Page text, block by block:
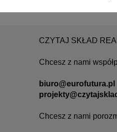
CZYTAJ SKŁAD
Chcesz z nami
biuro@eurofutura.pl
Chcesz z nami